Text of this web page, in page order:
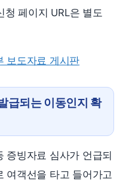
청 페이지 URL은 별도
보도자료 게시판
급되는 이동인지 확
증빙자료 심사가 언급되
여객선을 타고 들어가고